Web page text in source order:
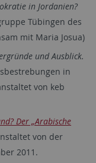
in Jordanien?
Tübingen des
mit Maria Josua)
und Ausblick.
in
von keb
Der „Arabische
von der
2011.